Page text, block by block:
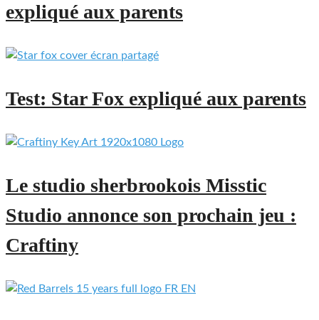
expliqué aux parents
Test: Star Fox expliqué aux parents
Le studio sherbrookois Misstic
Studio annonce son prochain jeu :
Craftiny